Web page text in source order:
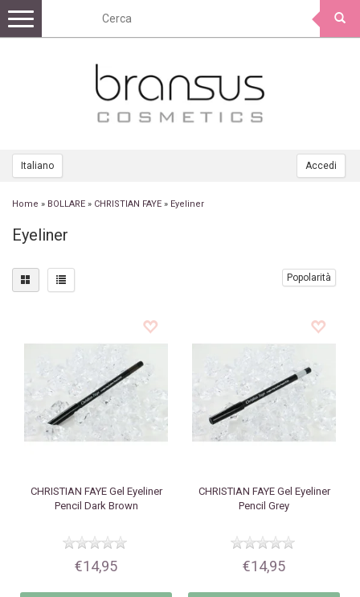
Italiano Accedi
Toggle
navigation
Home » BOLLARE » CHRISTIAN FAYE » Eyeliner
Eyeliner
Popolarità
CHRISTIAN FAYEGel Eyeliner
Pencil Dark Brown
€14,95
CHRISTIAN FAYEGel Eyeliner
Pencil Grey
€14,95